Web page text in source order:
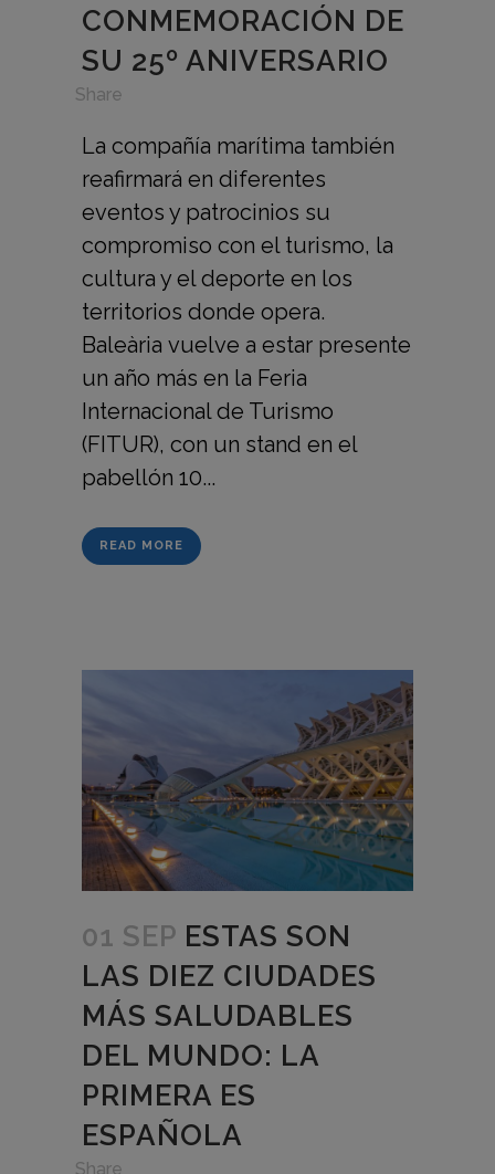
CONMEMORACIÓN DE
SU 25º ANIVERSARIO
Share
La compañía marítima también
reafirmará en diferentes
eventos y patrocinios su
compromiso con el turismo, la
cultura y el deporte en los
territorios donde opera.
Baleària vuelve a estar presente
un año más en la Feria
Internacional de Turismo
(FITUR), con un stand en el
pabellón 10...
READ MORE
01 SEP ESTAS SON
LAS DIEZ CIUDADES
MÁS SALUDABLES
DEL MUNDO: LA
PRIMERA ES
ESPAÑOLA
Share